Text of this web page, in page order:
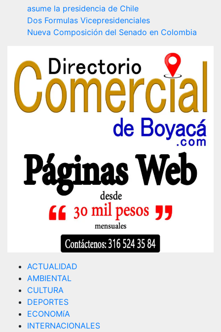
asume la presidencia de Chile
Dos Formulas Vicepresidenciales
Nueva Composición del Senado en Colombia
ACTUALIDAD
AMBIENTAL
CULTURA
DEPORTES
ECONOMíA
INTERNACIONALES